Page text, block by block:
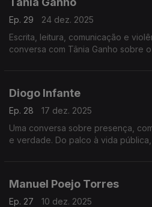
Ep. 29
24 dez. 2025
Escrita, leitura, comunicação e
conversa com Tânia Ganho sobre
Diogo Infante
Ep. 28
17 dez. 2025
Uma conversa sobre presença,
e verdade. Do palco à vida
Manuel Poejo Torres
Ep. 27
10 dez. 2025